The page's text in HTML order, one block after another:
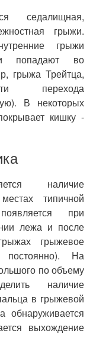
седалищная,
грыжи.
грыжи
попадают во
грыжа Трейтца,
перехода
В некоторых
кишку -
наличие
типичной
при
лежа и после
грыжевое
постоянно). На
по объему
наличие
в грыжевой
обнаруживается
выхождение